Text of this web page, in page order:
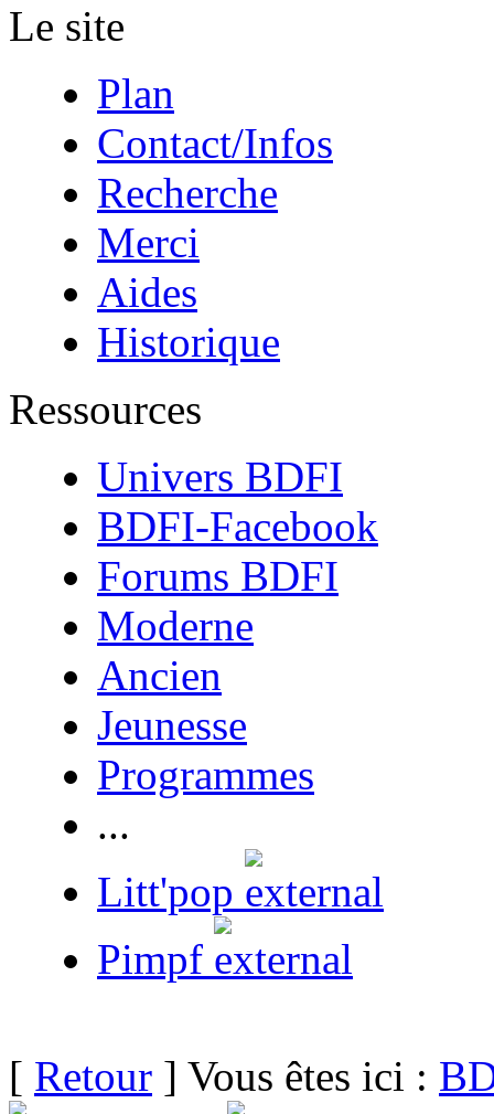
Le site
Plan
Contact/Infos
Recherche
Merci
Aides
Historique
Ressources
Univers BDFI
BDFI-Facebook
Forums BDFI
Moderne
Ancien
Jeunesse
Programmes
...
Litt'pop
Pimpf
[ Retour ] Vous êtes ici :